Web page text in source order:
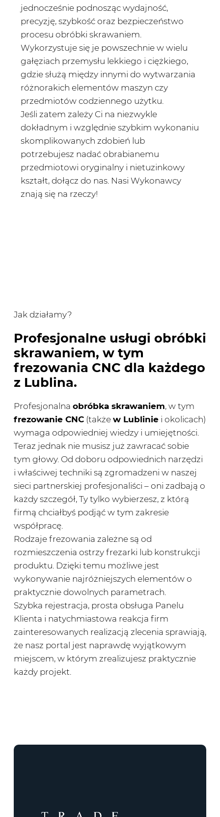
jednocześnie podnosząc wydajność,
precyzję, szybkość oraz bezpieczeństwo
procesu obróbki skrawaniem.
Wykorzystuje się je powszechnie w wielu
gałęziach przemysłu lekkiego i ciężkiego,
gdzie służą między innymi do wytwarzania
różnorakich elementów maszyn czy
przedmiotów codziennego użytku.
Jeśli zatem zależy Ci na niezwykle
dokładnym i względnie szybkim wykonaniu
skomplikowanych zdobień lub
potrzebujesz nadać obrabianemu
przedmiotowi oryginalny i nietuzinkowy
kształt, dołącz do nas. Nasi Wykonawcy
znają się na rzeczy!
Jak działamy?
Profesjonalne usługi obróbki
skrawaniem, w tym
frezowania CNC dla każdego
z Lublina.
Profesjonalna obróbka skrawaniem, w tym
frezowanie CNC (także w Lublinie i okolicach)
wymaga odpowiedniej wiedzy i umiejętności.
Teraz jednak nie musisz już zawracać sobie
tym głowy. Od doboru odpowiednich narzędzi
i właściwej techniki są zgromadzeni w naszej
sieci partnerskiej profesjonaliści – oni zadbają o
każdy szczegół, Ty tylko wybierzesz, z którą
firmą chciałbyś podjąć w tym zakresie
współpracę.
Rodzaje frezowania zależne są od
rozmieszczenia ostrzy frezarki lub konstrukcji
produktu. Dzięki temu możliwe jest
wykonywanie najróżniejszych elementów o
praktycznie dowolnych parametrach.
Szybka rejestracja, prosta obsługa Panelu
Klienta i natychmiastowa reakcja firm
zainteresowanych realizacją zlecenia sprawiają,
że nasz portal jest naprawdę wyjątkowym
miejscem, w którym zrealizujesz praktycznie
każdy projekt.